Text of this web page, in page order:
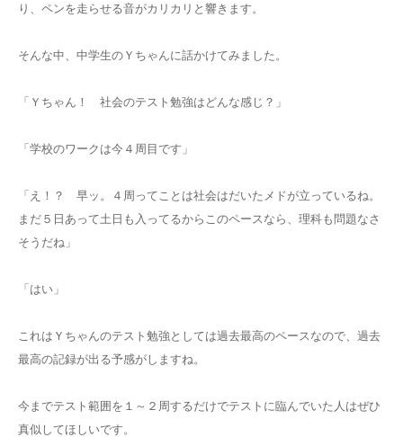
り、ペンを走らせる音がカリカリと響きます。
そんな中、中学生のＹちゃんに話かけてみました。
「Ｙちゃん！ 社会のテスト勉強はどんな感じ？」
「学校のワークは今４周目です」
「え！？ 早ッ。４周ってことは社会はだいたメドが立っているね。
まだ５日あって土日も入ってるからこのペースなら、理科も問題なさ
そうだね」
「はい」
これはＹちゃんのテスト勉強としては過去最高のペースなので、過去
最高の記録が出る予感がしますね。
今までテスト範囲を１～２周するだけでテストに臨んでいた人はぜひ
真似してほしいです。